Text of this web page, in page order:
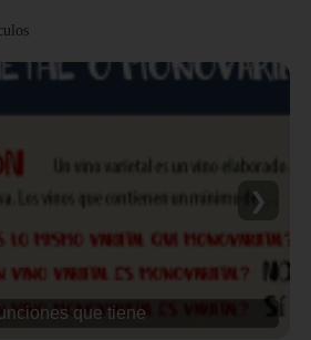
que tiene
❯